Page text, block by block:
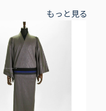
もっと見る